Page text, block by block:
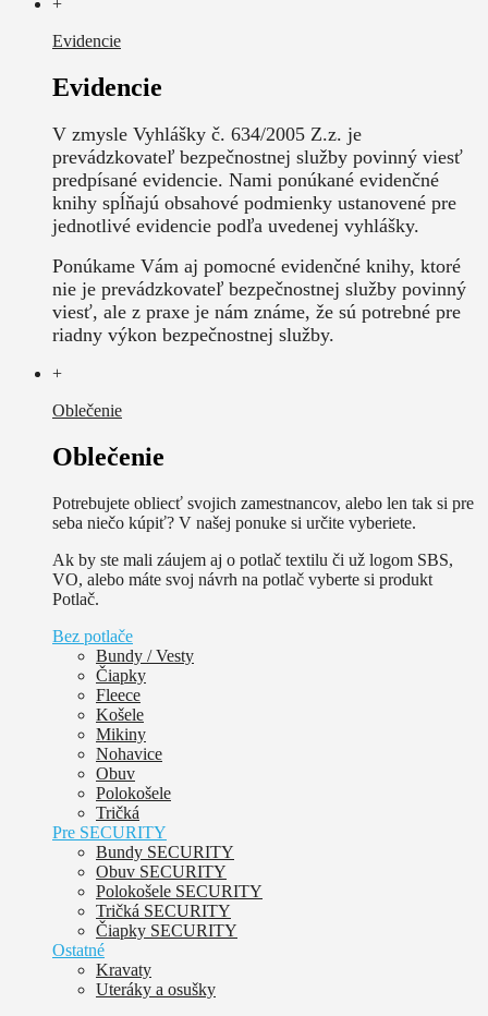
Evidencie
Evidencie
V zmysle Vyhlášky č. 634/2005 Z.z. je
prevádzkovateľ bezpečnostnej služby povinný viesť
predpísané evidencie. Nami ponúkané evidenčné
knihy spĺňajú obsahové podmienky ustanovené pre
jednotlivé evidencie podľa uvedenej vyhlášky.
Ponúkame Vám aj pomocné evidenčné knihy, ktoré
nie je prevádzkovateľ bezpečnostnej služby povinný
viesť, ale z praxe je nám známe, že sú potrebné pre
riadny výkon bezpečnostnej služby.
+
Oblečenie
Oblečenie
Potrebujete obliecť svojich zamestnancov, alebo len tak si pre
seba niečo kúpiť? V našej ponuke si určite vyberiete.
Ak by ste mali záujem aj o potlač textilu či už logom SBS,
VO, alebo máte svoj návrh na potlač vyberte si produkt
Potlač.
Bez potlače
Bundy / Vesty
Čiapky
Fleece
Košele
Mikiny
Nohavice
Obuv
Polokošele
Tričká
Pre SECURITY
Bundy SECURITY
Obuv SECURITY
Polokošele SECURITY
Tričká SECURITY
Čiapky SECURITY
Ostatné
Kravaty
Uteráky a osušky